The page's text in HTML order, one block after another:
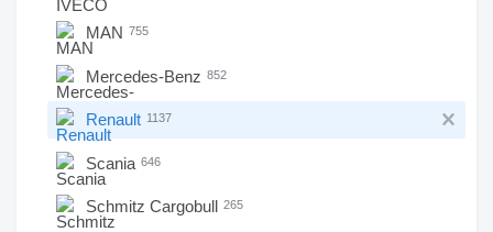
MAN 755
Mercedes-Benz 852
Renault 1137
Scania 646
Schmitz Cargobull 265